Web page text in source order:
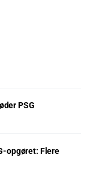
PSG
opgøret: Flere